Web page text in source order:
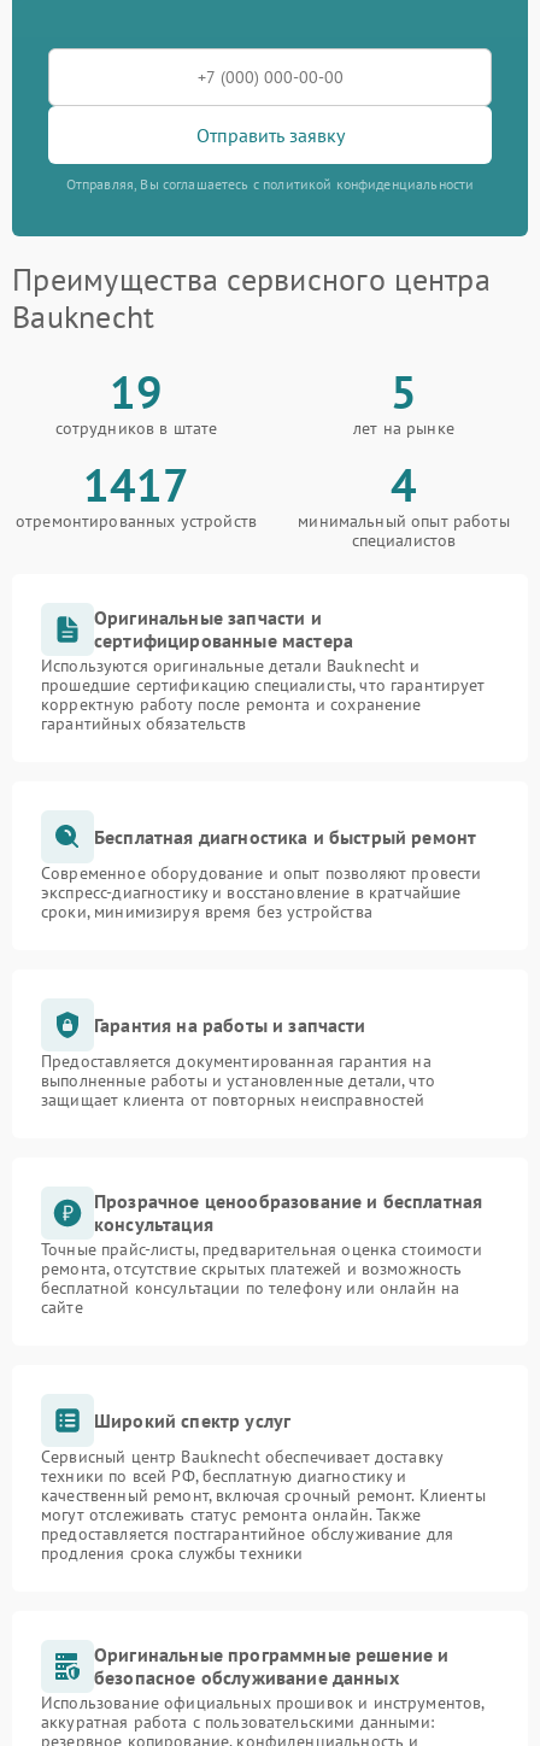
Отправить заявку
Отправляя, Вы соглашаетесь с политикой конфиденциальности
Преимущества сервисного центра
Bauknecht
19
сотрудников в штате
5
лет на рынке
1417
отремонтированных устройств
4
минимальный опыт работы
специалистов
Оригинальные запчасти и
сертифицированные мастера
Используются оригинальные детали Bauknecht и
прошедшие сертификацию специалисты, что гарантирует
корректную работу после ремонта и сохранение
гарантийных обязательств
Бесплатная диагностика и быстрый ремонт
Современное оборудование и опыт позволяют провести
экспресс-диагностику и восстановление в кратчайшие
сроки, минимизируя время без устройства
Гарантия на работы и запчасти
Предоставляется документированная гарантия на
выполненные работы и установленные детали, что
защищает клиента от повторных неисправностей
Прозрачное ценообразование и бесплатная
консультация
Точные прайс-листы, предварительная оценка стоимости
ремонта, отсутствие скрытых платежей и возможность
бесплатной консультации по телефону или онлайн на
сайте
Широкий спектр услуг
Сервисный центр Bauknecht обеспечивает доставку
техники по всей РФ, бесплатную диагностику и
качественный ремонт, включая срочный ремонт. Клиенты
могут отслеживать статус ремонта онлайн. Также
предоставляется постгарантийное обслуживание для
продления срока службы техники
Оригинальные программные решение и
безопасное обслуживание данных
Использование официальных прошивок и инструментов,
аккуратная работа с пользовательскими данными:
резервное копирование, конфиденциальность и